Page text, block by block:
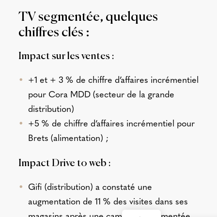
TV segmentée, quelques
chiffres clés :
Impact sur les ventes :
+1 et + 3 % de chiffre d’affaires incrémentiel
pour Cora MDD (secteur de la grande
distribution)
+5 % de chiffre d’affaires incrémentiel pour
Brets (alimentation) ;
Impact Drive to web :
Gifi (distribution) a constaté une
augmentation de 11 % des visites dans ses